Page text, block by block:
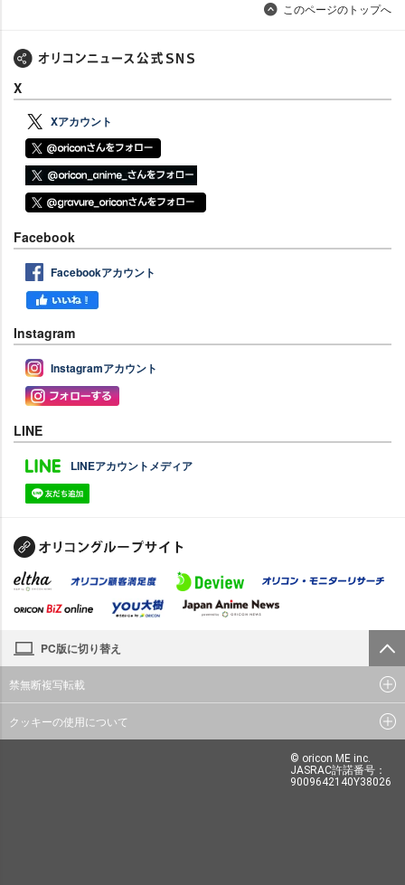
このページのトップへ
X
Xアカウント
Facebook
Facebookアカウント
Instagram
Instagramアカウント
LINE
LINEアカウントメディア
PC版に切り替え
禁無断複写転載
クッキーの使用について
© oricon ME inc.
JASRAC許諾番号：
9009642140Y38026